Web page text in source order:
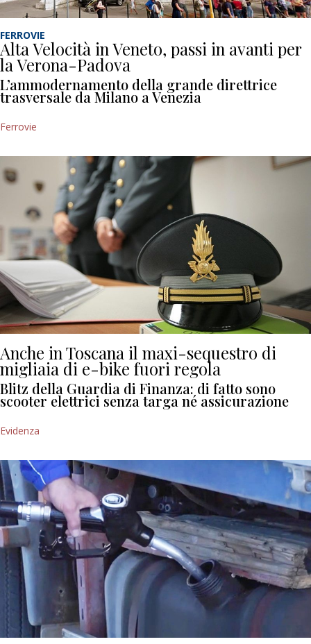
FERROVIE
Alta Velocità in Veneto, passi in avanti per
la Verona-Padova
L’ammodernamento della grande direttrice
trasversale da Milano a Venezia
Ferrovie
Anche in Toscana il maxi-sequestro di
migliaia di e-bike fuori regola
Blitz della Guardia di Finanza: di fatto sono
scooter elettrici senza targa né assicurazione
Evidenza